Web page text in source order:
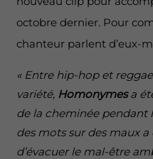
octobre dernier. Pour
chanteur parlent d’eux-
« Entre hip-hop et
variété, Homonymesa
de la cheminée pendant
des mots sur des maux
d’évacuer le mal-être